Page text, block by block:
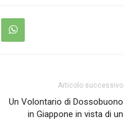
Articolo successivo
Un Volontario di Dossobuono
in Giappone in vista di un